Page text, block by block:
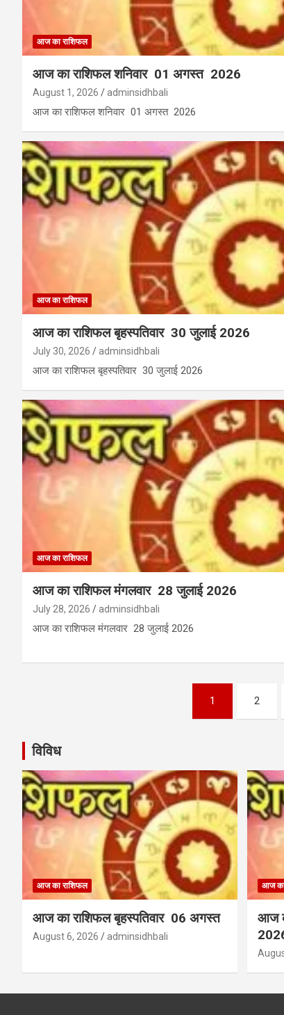
आज का राशिफल
आज का राशिफल शनिवार 01 अगस्त 2026
August 1, 2026 adminsidhbali
आज का राशिफल शनिवार 01 अगस्त 2026
आज का राशिफल
आज का राशिफल बृहस्पतिवार 30 जुलाई 2026
July 30, 2026 adminsidhbali
आज का राशिफल बृहस्पतिवार 30 जुलाई 2026
आज का राशिफल
आज का राशिफल मंगलवार 28 जुलाई 2026
July 28, 2026 adminsidhbali
आज का राशिफल मंगलवार 28 जुलाई 2026
1 2
विविध
आज का राशिफल
आज का राशिफल बृहस्पतिवार 06 अगस्त
August 6, 2026 adminsidhbali
आज
आज